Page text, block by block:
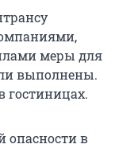
меры для
выполнены.
гостиницах.
опасности в